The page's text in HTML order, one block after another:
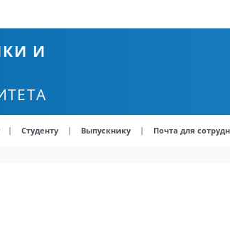
И
| Студенту | Выпускнику | Почта для